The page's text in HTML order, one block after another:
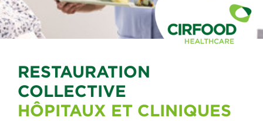
RESTAURATION
COLLECTIVE
HÔPITAUX ET CLINIQUES